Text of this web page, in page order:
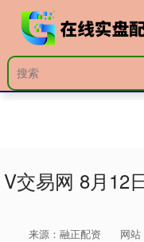
V交易网 8月12
来源：融正配资 网站